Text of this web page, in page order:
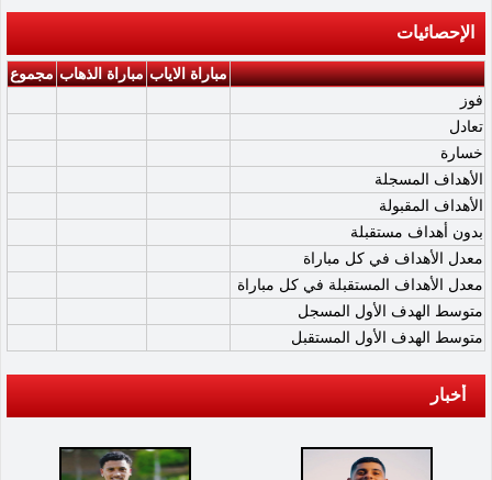
الإحصائيات
مباراة الاياب مباراة الذهاب مجموع
فوز
تعادل
خسارة
الأهداف المسجلة
الأهداف المقبولة
بدون أهداف مستقبلة
معدل الأهداف في كل مباراة
معدل الأهداف المستقبلة في كل مباراة
متوسط الهدف الأول المسجل
متوسط الهدف الأول المستقبل
أخبار